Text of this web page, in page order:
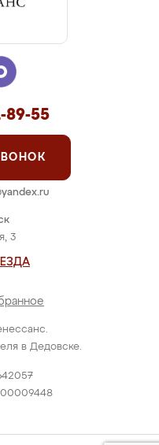
в Дедовске.
3
89-55